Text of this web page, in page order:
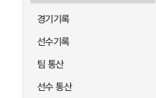
경기기록
선수기록
팀 통산
선수 통산